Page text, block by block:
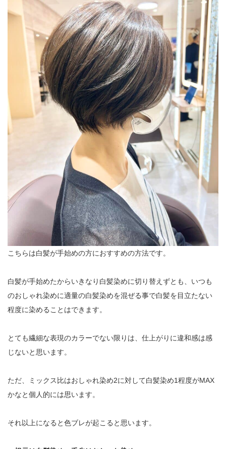
こちらは白髪が手始めの方におすすめの方法です。
白髪が手始めたからいきなり白髪染めに切り替えずとも、いつも
のおしゃれ染めに適量の白髪染めを混ぜる事で白髪を目立たない
程度に染めることはできます。
とても繊細な表現のカラーでない限りは、仕上がりに違和感は感
じないと思います。
ただ、ミックス比はおしゃれ染め2に対して白髪染め1程度がMAX
かなと個人的には思います。
それ以上になると色ブレが起こると思います。